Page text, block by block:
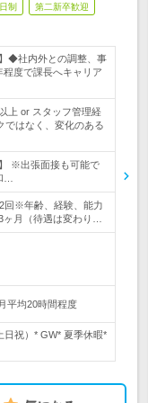
制 第二新卒歓迎
◆社内外との調整、事
度で課長へキャリア
上 or スタッフ管理経
はなく、変化のある
※出張面接も可能で
…
回※年齢、経験、能力
月（待遇は変わり…
平均20時間程度
祝）* GW* 夏季休暇*